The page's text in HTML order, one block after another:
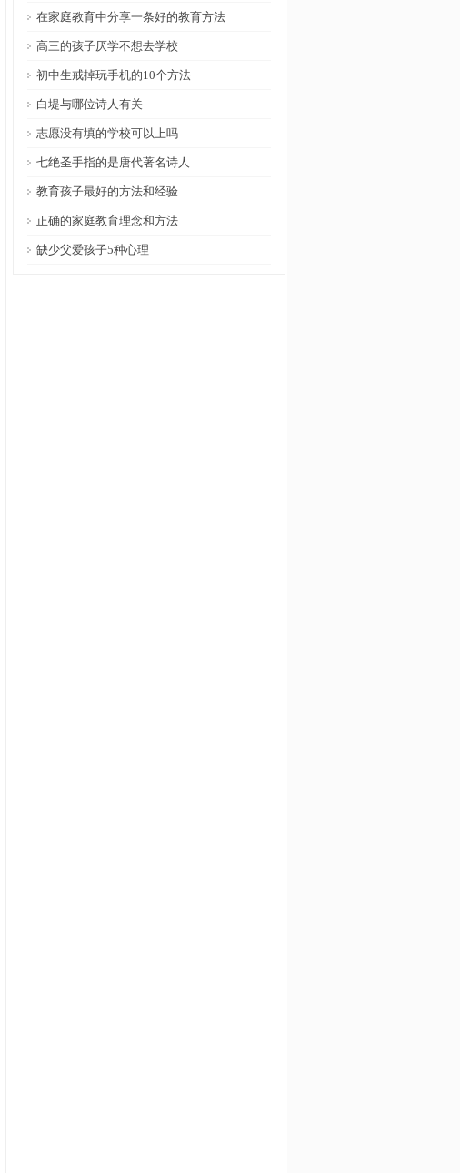
在家庭教育中分享一条好的教育方法
高三的孩子厌学不想去学校
初中生戒掉玩手机的10个方法
白堤与哪位诗人有关
志愿没有填的学校可以上吗
七绝圣手指的是唐代著名诗人
教育孩子最好的方法和经验
正确的家庭教育理念和方法
缺少父爱孩子5种心理